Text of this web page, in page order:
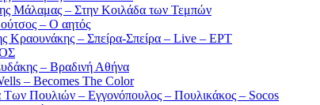
Μάλαμας – Στην Κοιλάδα των Τεμπών
– Ο αητός
Κραουνάκης – Σπείρα-Σπείρα – Live – ΕΡΤ
– Βραδινή Αθήνα
– Becomes The Color
Πουλιών – Εγγονόπουλος – Πουλικάκος – Socos